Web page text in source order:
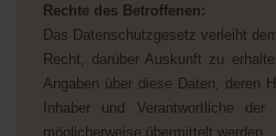
Rechte des Betroffenen:
Das Datenschutzgesetz verleiht
Recht, darüber Auskunft zu
Angaben über diese Daten, deren
Inhaber und Verantwortliche
möglicherweise übermittelt werden.